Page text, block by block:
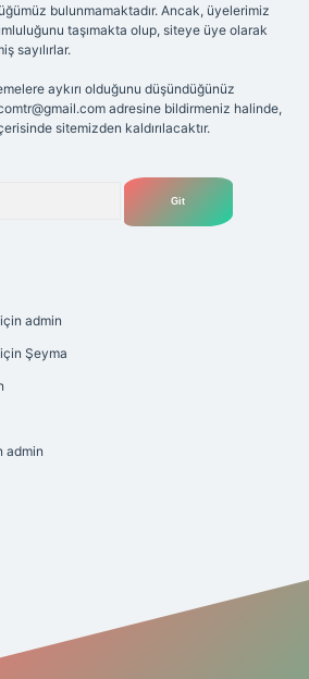
bulunmamaktadır. Ancak, üyelerimiz
taşımakta olup, siteye üye olarak
sayılırlar.
aykırı olduğunu düşündüğünüz
adresine bildirmeniz halinde,
sitemizden kaldırılacaktır.
için admin
için Şeyma
admin